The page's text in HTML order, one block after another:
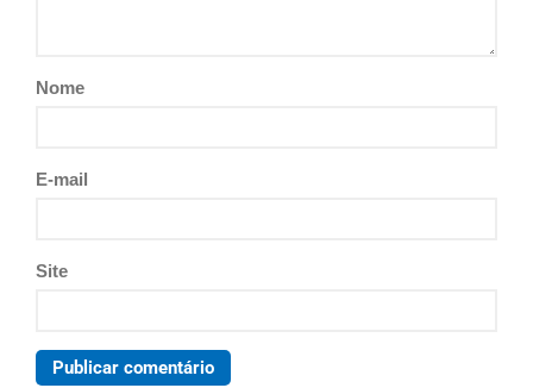
Nome
E-mail
Site